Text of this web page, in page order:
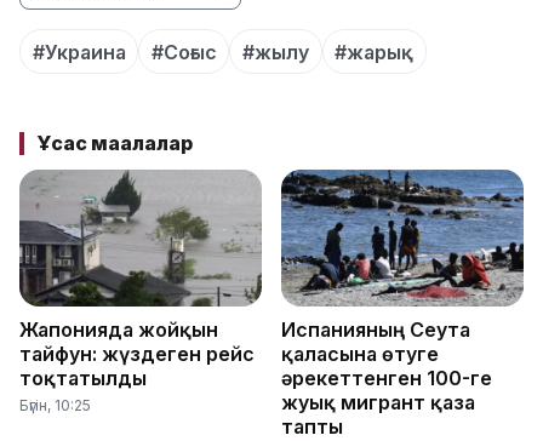
#Украина #Соғыс #жылу #жарық
Ұқсас мақалалар
Жапонияда жойқын
тайфун: жүздеген рейс
тоқтатылды
Бүгін, 10:25
Испанияның Сеута
қаласына өтуге
әрекеттенген 100-ге
жуық мигрант қаза
тапты